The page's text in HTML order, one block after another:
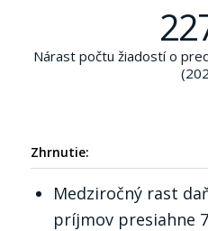
Nárast počtu žiadostí o
Zhrnutie:
Medziročný rast
príjmov presiahne